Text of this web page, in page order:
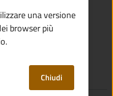
una versione
browser più
Chiudi